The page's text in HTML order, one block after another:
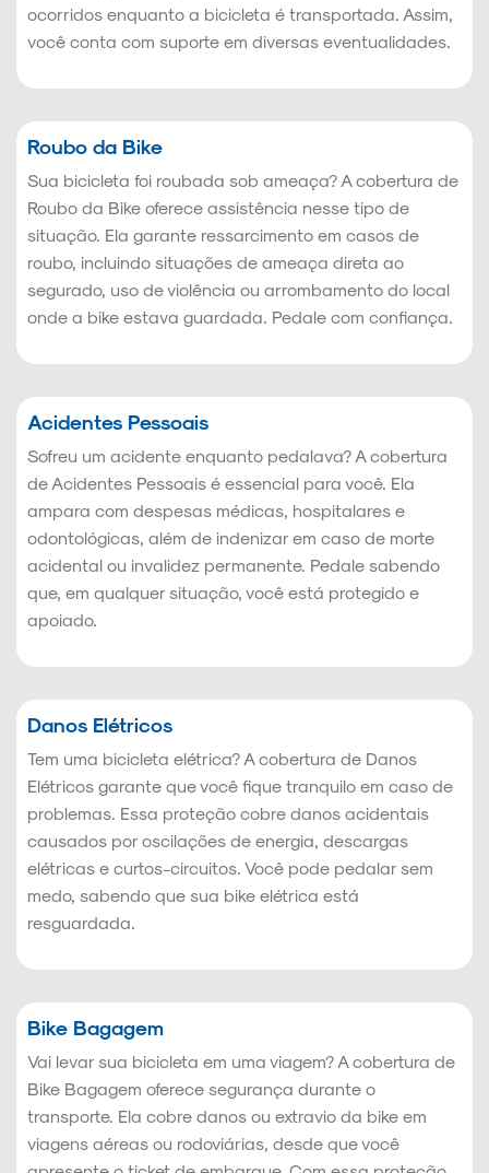
ocorridos enquanto a bicicleta é transportada. Assim,
você conta com suporte em diversas eventualidades.
Roubo da Bike
Sua bicicleta foi roubada sob ameaça? A cobertura de
Roubo da Bike oferece assistência nesse tipo de
situação. Ela garante ressarcimento em casos de
roubo, incluindo situações de ameaça direta ao
segurado, uso de violência ou arrombamento do local
onde a bike estava guardada. Pedale com confiança.
Acidentes Pessoais
Sofreu um acidente enquanto pedalava? A cobertura
de Acidentes Pessoais é essencial para você. Ela
ampara com despesas médicas, hospitalares e
odontológicas, além de indenizar em caso de morte
acidental ou invalidez permanente. Pedale sabendo
que, em qualquer situação, você está protegido e
apoiado.
Danos Elétricos
Tem uma bicicleta elétrica? A cobertura de Danos
Elétricos garante que você fique tranquilo em caso de
problemas. Essa proteção cobre danos acidentais
causados por oscilações de energia, descargas
elétricas e curtos-circuitos. Você pode pedalar sem
medo, sabendo que sua bike elétrica está
resguardada.
Bike Bagagem
Vai levar sua bicicleta em uma viagem? A cobertura de
Bike Bagagem oferece segurança durante o
transporte. Ela cobre danos ou extravio da bike em
viagens aéreas ou rodoviárias, desde que você